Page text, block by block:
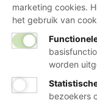
marketing cookies.
het gebruik van
worden
bezoekers